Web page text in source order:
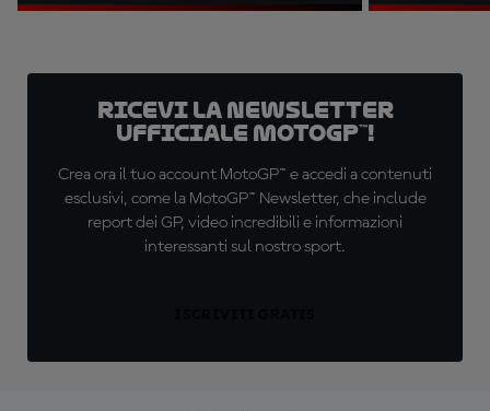
Ricevi la newsletter
ufficiale MotoGP™!
Crea ora il tuo account MotoGP™ e accedi a contenuti
esclusivi, come la MotoGP™ Newsletter, che include
report dei GP, video incredibili e informazioni
interessanti sul nostro sport.